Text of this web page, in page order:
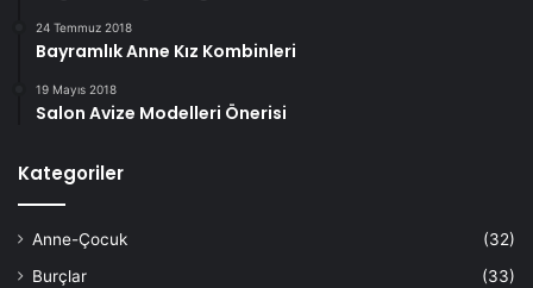
24 Temmuz 2018
Bayramlık Anne Kız Kombinleri
19 Mayıs 2018
Salon Avize Modelleri Önerisi
Kategoriler
Anne-Çocuk
(32)
Burçlar
(33)